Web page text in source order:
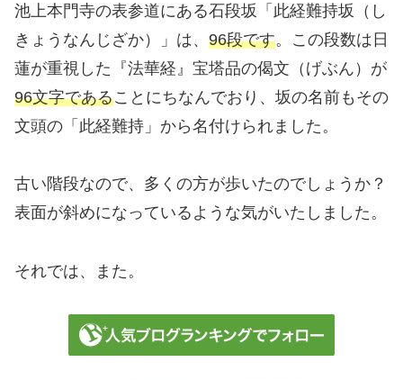
池上本門寺の表参道にある石段坂「此経難持坂（し
きょうなんじざか）」は、 96段です。この段数は日
蓮が重視した『法華経』宝塔品の偈文（げぶん）が
96文字であることにちなんでおり、坂の名前もその
文頭の「此経難持」から名付けられました。
古い階段なので、多くの方が歩いたのでしょうか？
表面が斜めになっているような気がいたしました。
それでは、また。